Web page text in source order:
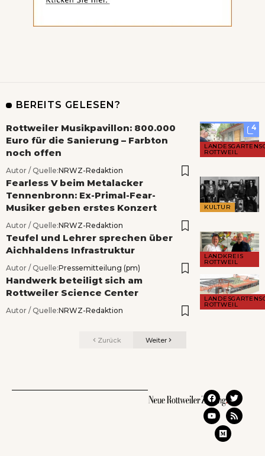
BEREITS GELESEN?
4
ROTTWEIL
Rottweiler Musikpavillon: 800.000
Euro für die Sanierung – Farbton
noch offen
Autor / Quelle:NRWZ-Redaktion
KULTUR
Fearless V beim Metalacker
Tennenbronn: Ex-Primal-Fear-
Musiker geben erstes Konzert
Autor / Quelle:NRWZ-Redaktion
LANDKREIS
ROTTWEIL
Teufel und Lehrer sprechen über
Aichhaldens Infrastruktur
Autor / Quelle:Pressemitteilung (pm)
ROTTWEIL
Handwerk beteiligt sich am
Rottweiler Science Center
Autor / Quelle:NRWZ-Redaktion
Zurück Weiter